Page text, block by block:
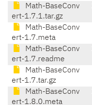
Math-BaseConv
ert-1.7.1.tar.gz
Math-BaseConv
ert-1.7.meta
Math-BaseConv
ert-1.7.readme
Math-BaseConv
ert-1.7.tar.gz
Math-BaseConv
ert-1.8.0.meta